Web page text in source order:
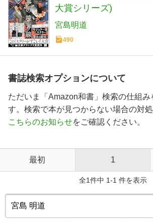
大賞シリーズ)
宮島明道
490
書誌検索オプションについて
ただいま「Amazon和書」検索の仕組み
す。検索で本が見つからない場合の対
こちらのお知らせをご確認ください。
最初 1
全1件中 1-1 件を表示